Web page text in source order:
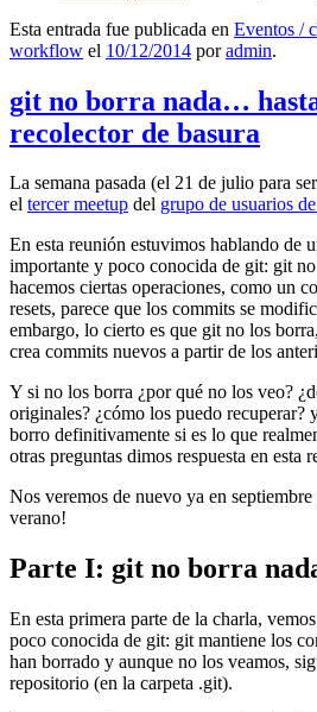
Esta entrada fue publicada en Eventos /
workflow el 10/12/2014 poradmin.
git no borra nada…
recolector de basura
La semana pasada (el 21 de julio para
el tercer meetup del grupo de usuarios
En esta reunión estuvimos hablando de
importante y poco conocida de git: git
hacemos ciertas operaciones, como un
resets, parece que los commits se
embargo, lo cierto es que git no los
crea commits nuevos a partir de los
Y si no los borra ¿por qué no los veo?
originales? ¿cómo los puedo recuperar?
borro definitivamente si es lo que
otras preguntas dimos respuesta en esta
Nos veremos de nuevo ya en septiembre
verano!
Parte I: git no borra
En esta primera parte de la charla,
poco conocida de git: git mantiene los
han borrado y aunque no los veamos,
repositorio (en la carpeta .git).